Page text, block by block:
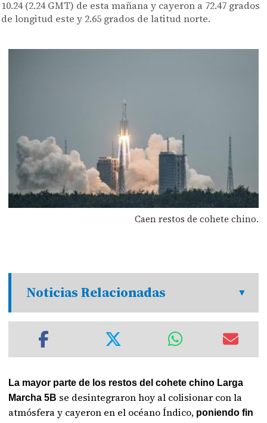
10.24 (2.24 GMT) de esta mañana y cayeron a 72.47 grados
de longitud este y 2.65 grados de latitud norte.
Caen restos de cohete chino.
Noticias Relacionadas
La mayor parte de los restos del cohete chino Larga
Marcha 5B se desintegraron hoy al colisionar con la
atmósfera y cayeron en el océano Índico, poniendo fin